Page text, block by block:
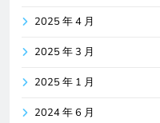
2025 年 4 月
2025 年 3 月
2025 年 1 月
2024 年 6 月